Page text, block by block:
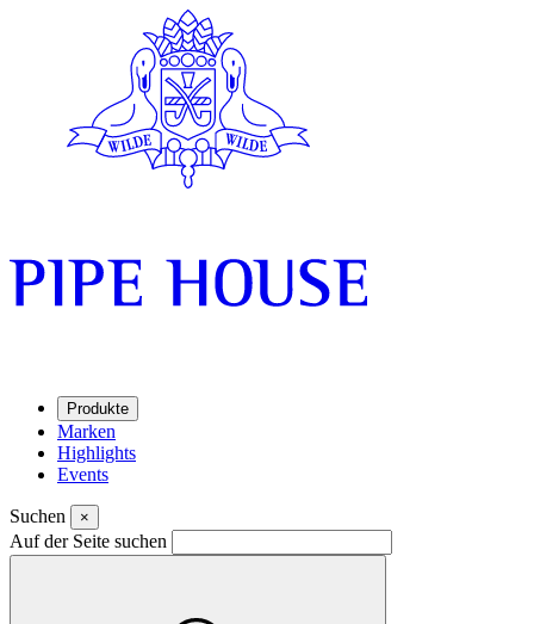
Produkte
Marken
Highlights
Events
Suchen ×
Auf der Seite suchen